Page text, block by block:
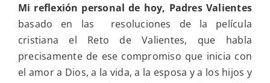
Mi reflexión personal de hoy, Padres Valientes
basado en las resoluciones de la película
cristiana el Reto de Valientes, que habla
precisamente de ese compromiso que inicia con
el amor a Dios, a la vida, a la esposa y a los hijos y